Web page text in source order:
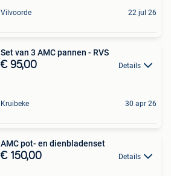
Vilvoorde 22 jul 26
Set van 3 AMC pannen - RVS
€ 95,00 Details
Kruibeke 30 apr 26
AMC pot- en dienbladenset
€ 150,00 Details